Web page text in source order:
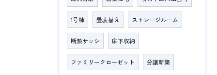
1号棟 畳表替え ストレージルーム
断熱サッシ 床下収納
ファミリークローゼット 分譲新築